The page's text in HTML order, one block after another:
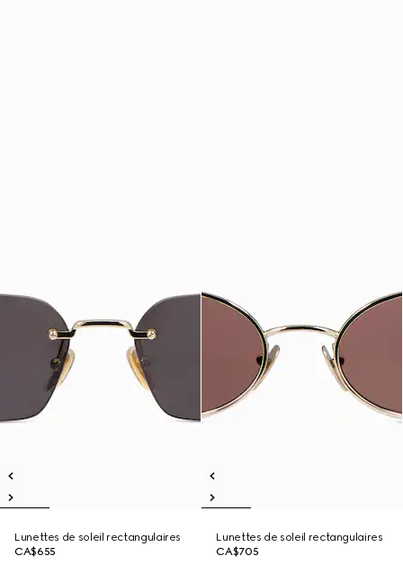
Lunettes de soleil rectangulaires
CA$655
Lunettes de soleil rectangulaires
CA$705